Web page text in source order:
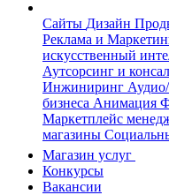
Сайты Дизайн
Реклама и
искусственный
Аутсорсинг и
Инжиниринг
бизнеса Анимация
Маркетплейс
магазины
Магазин услуг
Конкурсы
Вакансии